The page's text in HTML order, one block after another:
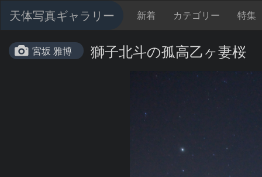
天体写真ギャラリー 新着 カテゴリー 特集
宮坂 雅博 獅子北斗の孤高乙ヶ妻桜